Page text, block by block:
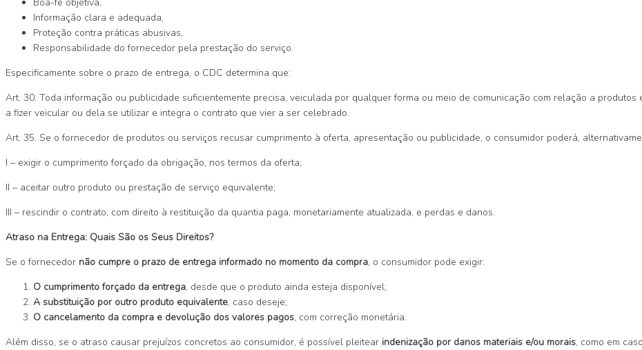
Informação clara e adequada,
Proteção contra práticas abusivas,
Responsabilidade do fornecedor pela prestação do serviço.
Especificamente sobre o prazo de entrega, o CDC determina que:
Art. 30. Toda informação ou publicidade suficientemente precisa, veiculada por qualquer forma ou meio de comunicação com relação a
a fizer veicular ou dela se utilizar e integra o contrato que vier a ser celebrado.
Art. 35. Se o fornecedor de produtos ou serviços recusar cumprimento à oferta, apresentação ou publicidade, o consumidor poderá,
I – exigir o cumprimento forçado da obrigação, nos termos da oferta;
II – aceitar outro produto ou prestação de serviço equivalente;
III – rescindir o contrato, com direito à restituição da quantia paga, monetariamente atualizada, e perdas e danos.
Atraso na Entrega: Quais São os Seus Direitos?
Se o fornecedor não cumpre o prazo de entrega informado no momento da compra, o consumidor pode exigir:
O cumprimento forçado da entrega, desde que o produto ainda esteja disponível;
A substituição por outro produto equivalente, caso deseje;
O cancelamento da compra e devolução dos valores pagos, com correção monetária.
Além disso, se o atraso causar prejuízos concretos ao consumidor, é possível pleitear indenização por danos materiais e/ou morais, como em